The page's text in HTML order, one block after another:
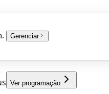
Gerenciar
Ver programação